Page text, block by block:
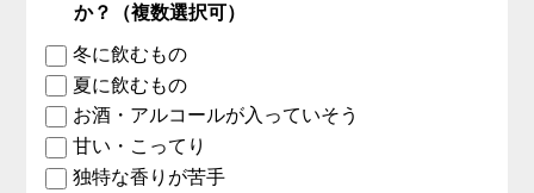
か？（複数選択可）
冬に飲むもの
夏に飲むもの
お酒・アルコールが入っていそう
甘い・こってり
独特な香りが苦手